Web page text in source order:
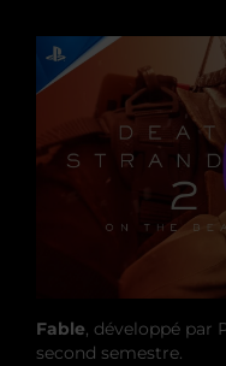
Fable, développé par
second semestre.